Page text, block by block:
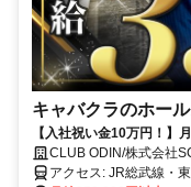
キャバクラのホー
【入社祝い金10万円！】
◎新築のマンション寮ア
CLUB ODIN/株式会社
アクセス: JR総武線・東武野田線 船橋駅から徒歩2分 京成本線 京成船